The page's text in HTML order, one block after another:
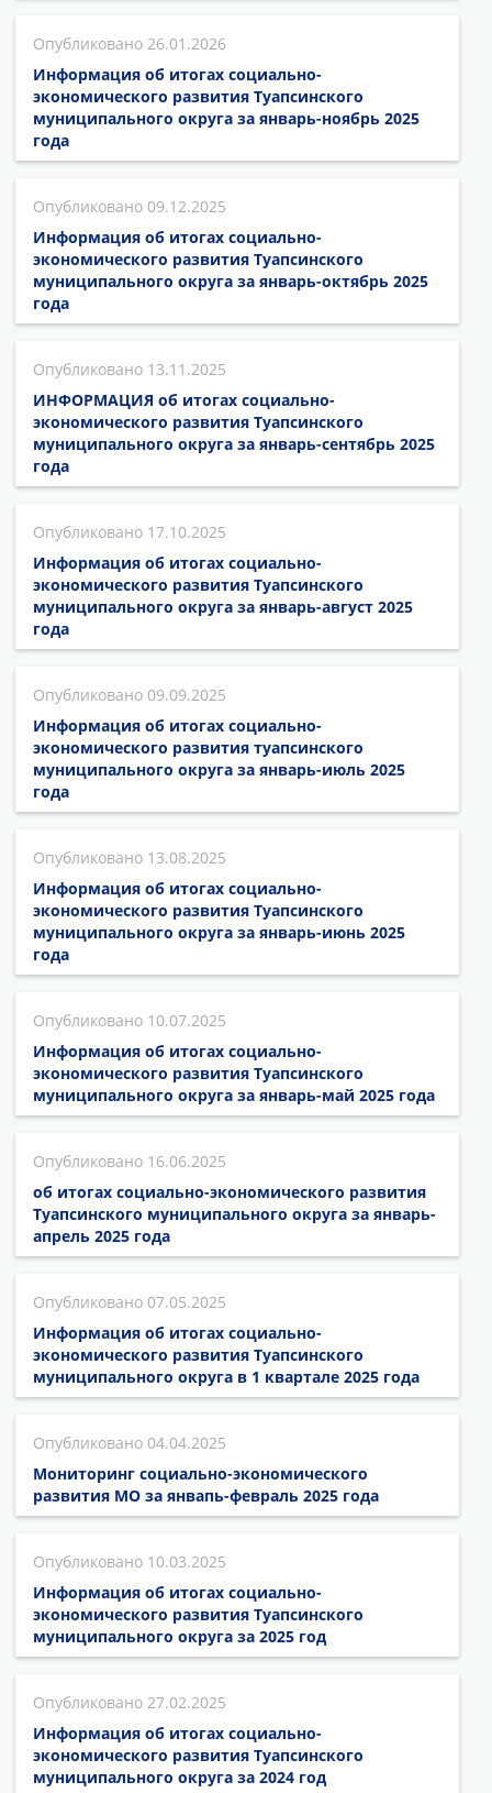
26.01.2026
Информация об итогах социально-
экономического развития Туапсинского
муниципального округа за январь-ноябрь 2025
года
09.12.2025
Информация об итогах социально-
экономического развития Туапсинского
муниципального округа за январь-октябрь 2025
года
13.11.2025
ИНФОРМАЦИЯ об итогах социально-
экономического развития Туапсинского
муниципального округа за январь-сентябрь 2025
года
17.10.2025
Информация об итогах социально-
экономического развития Туапсинского
муниципального округа за январь-август 2025
года
09.09.2025
Информация об итогах социально-
экономического развития туапсинского
муниципального округа за январь-июль 2025
года
13.08.2025
Информация об итогах социально-
экономического развития Туапсинского
муниципального округа за январь-июнь 2025
года
10.07.2025
Информация об итогах социально-
экономического развития Туапсинского
муниципального округа за январь-май 2025 года
16.06.2025
об итогах социально-экономического развития
Туапсинского муниципального округа за январь-
апрель 2025 года
07.05.2025
Информация об итогах социально-
экономического развития Туапсинского
муниципального округа в 1 квартале 2025 года
04.04.2025
Мониторинг социально-экономического
развития МО за янвапь-февраль 2025 года
10.03.2025
Информация об итогах социально-
экономического развития Туапсинского
муниципального округа за 2025 год
27.02.2025
Информация об итогах социально-
экономического развития Туапсинского
муниципального округа за 2024 год